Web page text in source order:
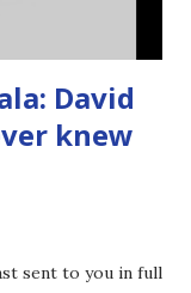
David
knew
sent to you in full